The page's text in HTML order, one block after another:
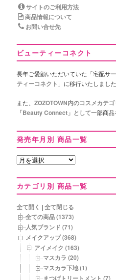
サイトのご利用方法
商品情報について
お問い合せ先
ビューティーコネクト
長年ご愛顧いただいていた「宅配サ
ティーコネクト 」に移行いたしました
また、ZOZOTOWN内のコスメカテ
「Beauty Connect」として一部商品
発売年月別 商品一覧
発
年
月
別
商
品
一
覧
カテゴリ別 商品一覧
全て開く |全て閉じる
全ての商品 (1373)
人気ブランド (71)
メイクアップ (368)
アイメイク (163)
マスカラ (20)
マスカラ下地 (1)
まつげトリートメント (7)